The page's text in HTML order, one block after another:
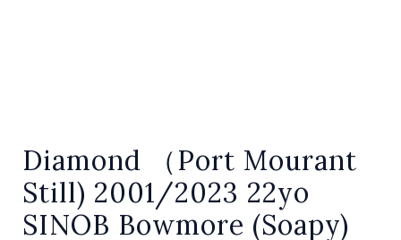
Diamond （Port Mourant
Still) 2001/2023 22yo
SINOB Bowmore (Soapy)